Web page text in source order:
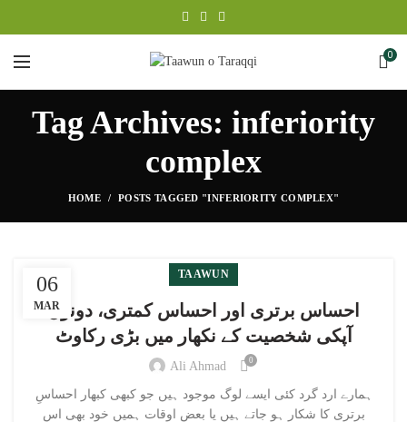
0
Tag Archives: inferiority
complex
HOME POSTS TAGGED "INFERIORITY COMPLEX"
06
MAR
TAAWUN
احساس برتری اور احساس کمتری، دونوں
آپکی شخصیت کے نکھار میں بڑی رکاوٹ
Ali Ahmad 0
ہمارے ارد گرد کئی ایسے لوگ موجود ہیں جو کبھی کبھار احساسِ
برتری کا شکار ہو جاتے ہیں یا بعض اوقات ہمیں خود بھی اس